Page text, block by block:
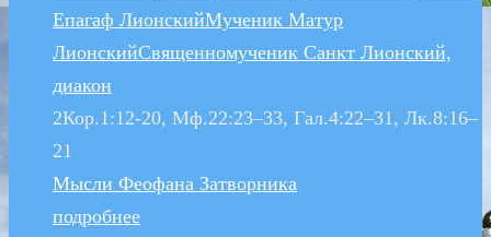
Епагаф ЛионскийМученик Матур
ЛионскийСвященномученик Санкт Лионский,
диакон
2Кор.1:12-20, Мф.22:23–33, Гал.4:22–31, Лк.8:16–
21
Мысли Феофана Затворника
подробнее